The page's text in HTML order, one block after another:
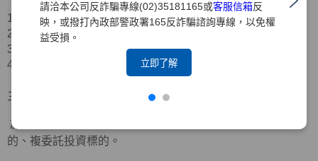
請洽本公司反詐騙專線(02)35181165或客服信箱反
映，或撥打內政部警政署165反詐騙諮詢專線，以免權
益受損。
立即了解
1.公司名稱：三竹資訊股份有限公司
2.公司地址：台北市中山區新生北路二段
3.服務電話：
(02)2563-9999
4.官方網站：
https://www.mitake.com.tw/
三、合作範圍
於「三竹股市
的、複委託投資標的。